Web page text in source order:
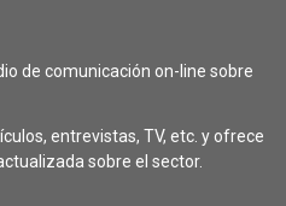
de comunicación on-line sobre
entrevistas, TV, etc. y ofrece
sobre el sector.